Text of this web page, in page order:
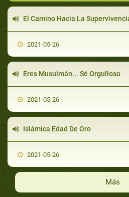
El Camino Hacia La Supervivencia En
2021-05-26
Eres Musulmán... Sé Orgulloso
2021-05-26
Islámica Edad De Oro
2021-05-26
Más